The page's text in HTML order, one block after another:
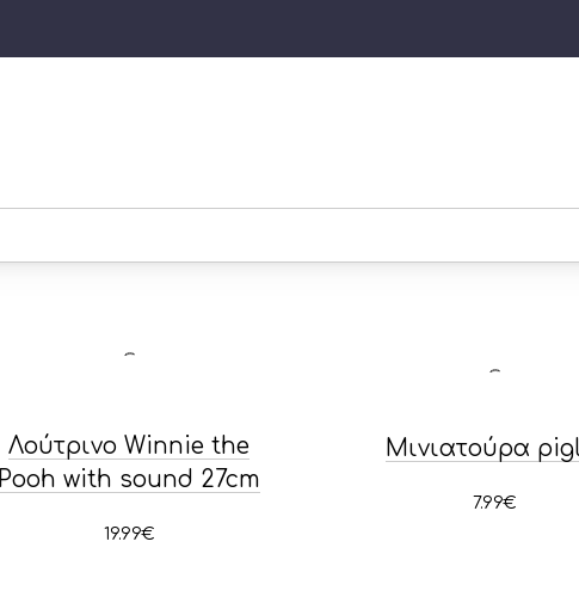
Λούτρινο Winnie the
Pooh with sound 27cm
19.99€
Μινιατούρα
7.99€